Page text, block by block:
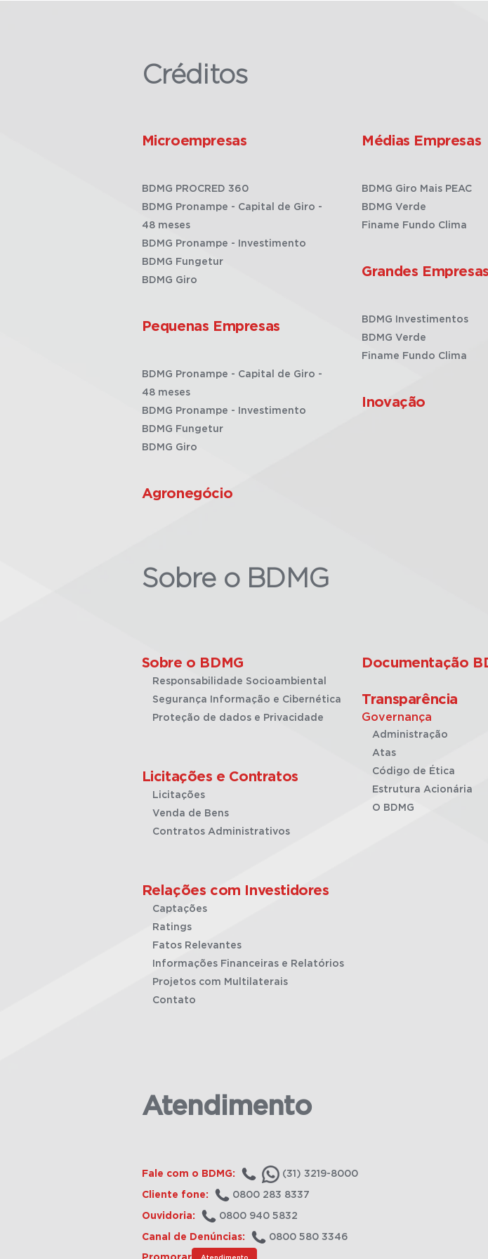
Créditos
Microempresas
BDMG PROCRED 360
BDMG Pronampe - Capital de Giro -
48 meses
BDMG Pronampe - Investimento
BDMG Fungetur
BDMG Giro
Pequenas Empresas
BDMG Pronampe - Capital de Giro -
48 meses
BDMG Pronampe - Investimento
BDMG Fungetur
BDMG Giro
Agronegócio
Médias Empresas
BDMG Giro Mais PEAC
BDMG Verde
Finame Fundo Clima
Grandes Empresas
BDMG Investimentos
BDMG Verde
Finame Fundo Clima
Inovação
Sobre o BDMG
Sobre o BDMG
Responsabilidade Socioambiental
Segurança Informação e Cibernética
Proteção de dados e Privacidade
Licitações e Contratos
Licitações
Venda de Bens
Contratos Administrativos
Relações com Investidores
Captações
Ratings
Fatos Relevantes
Informações Financeiras e Relatórios
Projetos com Multilaterais
Contato
Documentação
Transparência
Governança
Administração
Atas
Código de Ética
Estrutura Acionária
O BDMG
Atendimento
Fale com o BDMG: (31) 3219-8000
Cliente fone: 0800 283 8337
Ouvidoria: 0800 940 5832
Canal de Denúncias: 0800 580 3346
Atendimento